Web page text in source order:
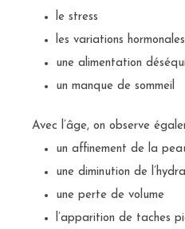
le stress
les variations hormonales
une alimentation
un manque de sommeil
Avec l’âge, on observe
un affinement de la
une diminution de
une perte de volume
l’apparition de taches